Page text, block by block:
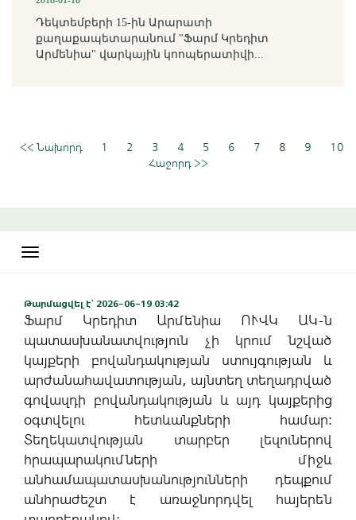
Դեկտեմբերի 15-ին Արարատի
քաղաքապետարանում "Ֆարմ Կրեդիտ
Արմենիա" վարկային կոոպերատիվի...
<< Նախորդ 1 2 3 4 5 6 7 8 9
10
Հաջորդ >>
Toggle
Թարմացվել է` 2026-06-19 03:42
Ֆարմ Կրեդիտ Արմենիա ՈՒՎԿ ԱԿ-ն
պատասխանատվություն չի կրում նշված
կայքերի բովանդակության ստույգության և
արժանահավատության, այնտեղ տեղադրված
գովազդի բովանդակության և այդ կայքերից
օգտվելու հետևանքների համար:
Տեղեկատվության տարբեր լեզուներով
հրապարակումների միջև
անհամապատասխանությունների դեպքում
անհրաժեշտ է առաջնորդվել հայերեն